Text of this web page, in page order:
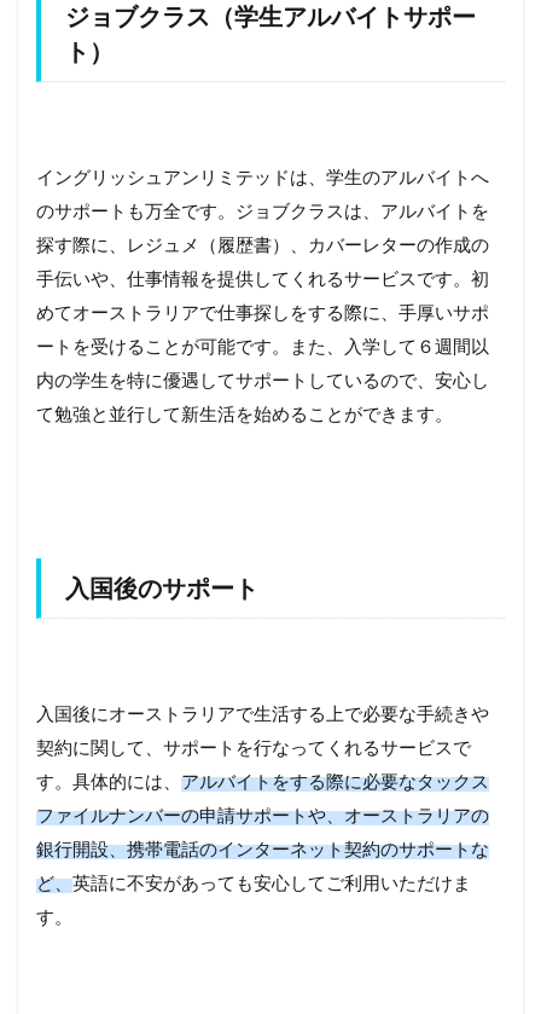
ジョブクラス（学生アルバイトサポー
ト）
イングリッシュアンリミテッドは、学生のアルバイトへ
のサポートも万全です。ジョブクラスは、アルバイトを
探す際に、レジュメ（履歴書）、カバーレターの作成の
手伝いや、仕事情報を提供してくれるサービスです。初
めてオーストラリアで仕事探しをする際に、手厚いサポ
ートを受けることが可能です。また、入学して６週間以
内の学生を特に優遇してサポートしているので、安心し
て勉強と並行して新生活を始めることができます。
入国後のサポート
入国後にオーストラリアで生活する上で必要な手続きや
契約に関して、サポートを行なってくれるサービスで
す。具体的には、 アルバイトをする際に必要なタックス
ファイルナンバーの申請サポートや、オーストラリアの
銀行開設、携帯電話のインターネット契約のサポートな
ど、英語に不安があっても安心してご利用いただけま
す。